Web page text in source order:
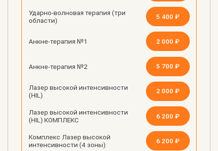
Ударно-волновая терапия (три
области)
5 400 ₽
Анкне-терапия №1 2 000 ₽
Анкне-терапия №2 5 700 ₽
Лазер высокой интенсивности
(HIL)
2 000 ₽
Лазер высокой интенсивности
(HIL) КОМПЛЕКС
6 200 ₽
Комплекс Лазер высокой
интенсивности (4 зоны)
6 200 ₽